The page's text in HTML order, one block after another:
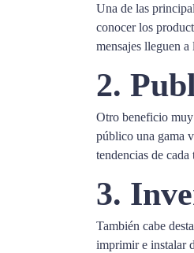
Una de las
conocer los
mensajes lleguen
2.
Otro beneficio muy
público una gama
tendencias de
3.
También cabe
imprimir e instalar